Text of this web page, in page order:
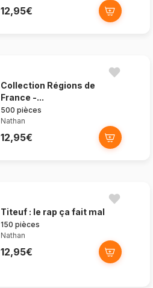
12,95€
Collection Régions de
France -...
500 pièces
Nathan
12,95€
Titeuf : le rap ça fait mal
150 pièces
Nathan
12,95€